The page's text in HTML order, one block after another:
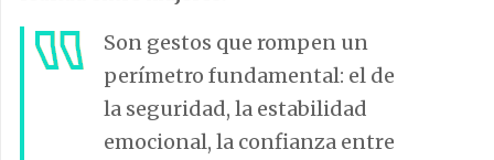
Son gestos que rompen un
perímetro fundamental: el de
la seguridad, la estabilidad
emocional, la confianza entre